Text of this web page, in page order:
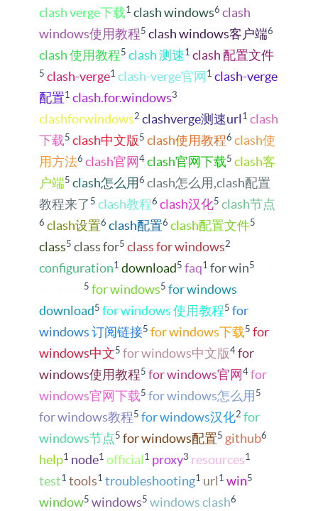
clash verge下载1 clash windows6 clash
windows使用教程5 clash windows客户端6
clash 使用教程5 clash 测速1 clash 配置文件
5 clash-verge1 clash-verge官网 1 clash-verge
配置1 clash.for.windows3
clashforwindows2 clashverge测速url 1 clash
下载5 clash中文版 5 clash使用教程6 clash使
用方法6 clash官网 4 clash官网下载5 clash客
户端5 clash怎么用 6 clash怎么用,clash配置
教程来了 5 clash教程6 clash汉化5 clash节点
6 clash设置6 clash配置6 clash配置文件5
class5 class for5 class for windows2
configuration1 download5 faq1 for win5
5 for windows5 for windows
download5 for windows 使用教程5 for
windows 订阅链接5 for windows下载5 for
windows中文5 for windows中文版4 for
windows使用教程5 for windows官网 4 for
windows官网下载5 for windows怎么用 5
for windows教程5 for windows汉化2 for
windows节点 5 for windows配置5 github6
help1 node1 official 1 proxy3 resources1
test1 tools1 troubleshooting1 url 1 win5
window5 windows5 windows clash6